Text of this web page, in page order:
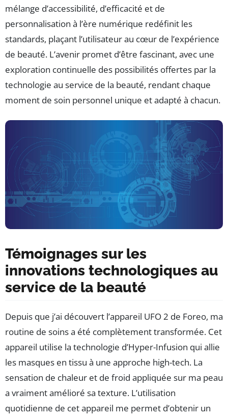
mélange d’accessibilité, d’efficacité et de
personnalisation à l’ère numérique redéfinit les
standards, plaçant l’utilisateur au cœur de l’expérience
de beauté. L’avenir promet d’être fascinant, avec une
exploration continuelle des possibilités offertes par la
technologie au service de la beauté, rendant chaque
moment de soin personnel unique et adapté à chacun.
Témoignages sur les
innovations technologiques au
service de la beauté
Depuis que j’ai découvert l’appareil UFO 2 de Foreo, ma
routine de soins a été complètement transformée. Cet
appareil utilise la technologie d’Hyper-Infusion qui allie
les masques en tissu à une approche high-tech. La
sensation de chaleur et de froid appliquée sur ma peau
a vraiment amélioré sa texture. L’utilisation
quotidienne de cet appareil me permet d’obtenir un